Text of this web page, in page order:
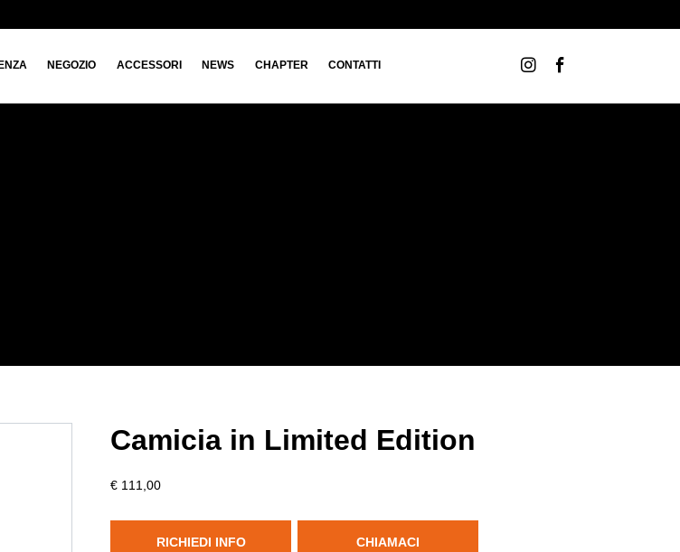
NEGOZIO ACCESSORI NEWS CHAPTER CONTATTI
Camicia in Limited Edition
€ 111,00
RICHIEDI INFO CHIAMACI